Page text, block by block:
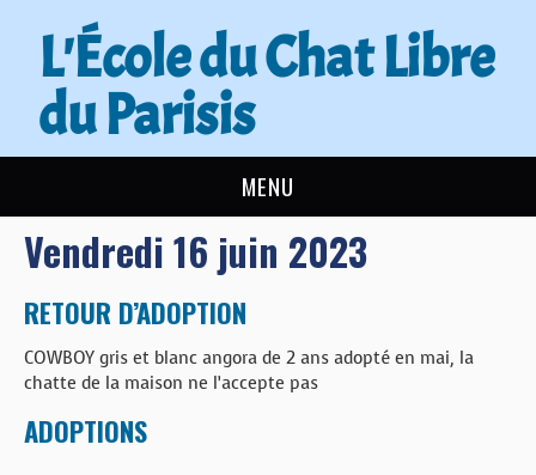
L'École du Chat Libre
du Parisis
MENU
L’ÉCOLE DU CHAT
ACTUALITÉS
ADOPTER
NOUS AIDER
Vendredi 16 juin 2023
RETOUR D’ADOPTION
COWBOY gris et blanc angora de 2 ans adopté en mai, la
chatte de la maison ne l’accepte pas
ADOPTIONS